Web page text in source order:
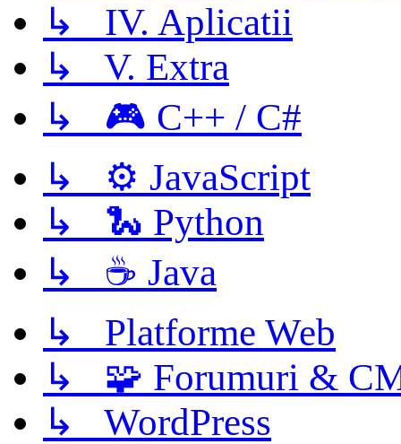
↳ IV. Aplicatii
↳ V. Extra
↳ 🎮 C++ / C#
↳ ⚙️ JavaScript
↳ 🐍 Python
↳ ☕ Java
↳ Platforme Web
↳ 🧩 Forumuri &
↳ WordPress